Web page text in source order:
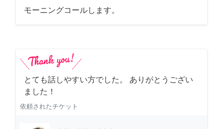
モーニングコールします。
とても話しやすい方でした。 ありがとうござい
ました！
依頼されたチケット